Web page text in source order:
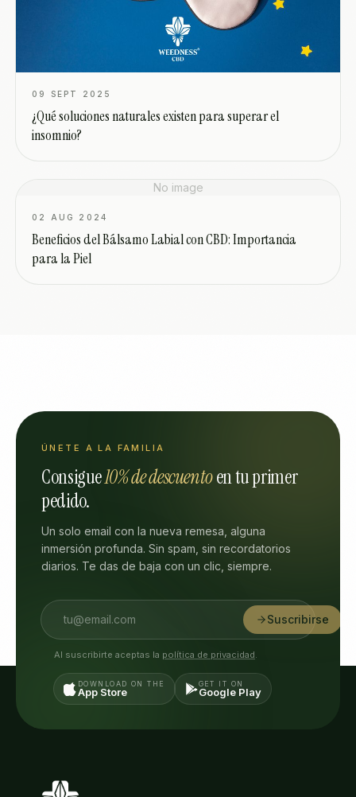
09 SEPT 2025
¿Qué soluciones naturales existen para superar el
insomnio?
No image
02 AUG 2024
Beneficios del Bálsamo Labial con CBD: Importancia
para la Piel
ÚNETE A LA FAMILIA
Consigue10% de descuentoen tu primer
pedido.
Un solo email con la nueva remesa, alguna
inmersión profunda. Sin spam, sin recordatorios
diarios. Te das de baja con un clic, siempre.
Suscribirse
Al suscribirte aceptas la política de privacidad
DOWNLOAD ON THE
App Store
GET IT ON
Google Play